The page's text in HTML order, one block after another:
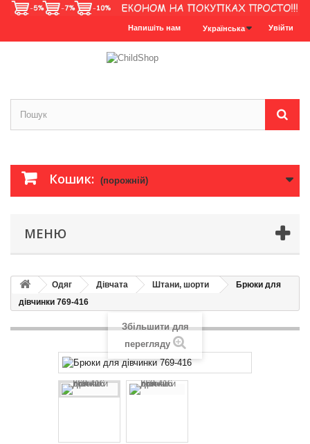
Увійти
Українська
Напишіть нам
Кошик: (порожній)
МЕНЮ
Одяг Дівчата Штани, шорти
Брюки для
дівчинки 769-416
Збільшити для
перегляду